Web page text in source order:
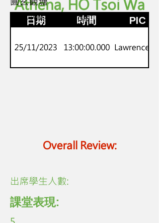
Athena, HO Tsoi Wa
日期 時間 PIC
25/11/2023 13:00:00.000 Lawrence Lo
Overall Review:
劍橋小學英語 Juniors
​出席學生人數:
課堂表現: